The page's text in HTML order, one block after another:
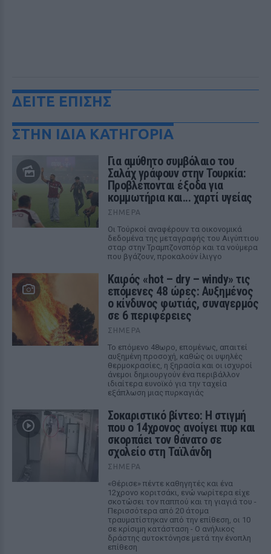
ΔΕΙΤΕ ΕΠΙΣΗΣ
ΣΤΗΝ ΙΔΙΑ ΚΑΤΗΓΟΡΙΑ
Για αμύθητο συμβόλαιο του
Σαλάχ γράφουν στην Τουρκία:
Προβλέπονται έξοδα για
κομμωτήρια και... χαρτί υγείας
ΣΉΜΕΡΑ
Οι Τούρκοί αναφέρουν τα οικονομικά
δεδομένα της μεταγραφής του Αιγύπτιου
σταρ στην Τραμπζονσπόρ και τα νούμερα
που βγάζουν, προκαλούν ίλιγγο
Καιρός «hot – dry – windy» τις
επόμενες 48 ώρες: Αυξημένος
ο κίνδυνος φωτιάς, συναγερμός
σε 6 περιφέρειες
ΣΉΜΕΡΑ
Το επόμενο 48ωρο, επομένως, απαιτεί
αυξημένη προσοχή, καθώς οι υψηλές
θερμοκρασίες, η ξηρασία και οι ισχυροί
άνεμοι δημιουργούν ένα περιβάλλον
ιδιαίτερα ευνοϊκό για την ταχεία
εξάπλωση μιας πυρκαγιάς
Σοκαριστικό βίντεο: Η στιγμή
που ο 14χρονος ανοίγει πυρ και
σκορπάει τον θάνατο σε
σχολείο στη Ταϊλάνδη
ΣΉΜΕΡΑ
«Θέρισε» πέντε καθηγητές και ένα
12χρονο κοριτσάκι, ενώ νωρίτερα είχε
σκοτώσει τον παππού και τη γιαγιά του -
Περισσότερα από 20 άτομα
τραυματίστηκαν από την επίθεση, οι 10
σε κρίσιμη κατάσταση - Ο ανήλικος
δράστης αυτοκτόνησε μετά την ένοπλη
επίθεση